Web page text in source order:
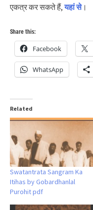
एकत्र कर सकते हैं,यहां से।
Share this:
Facebook
WhatsApp
Related
Swatantrata Sangram Ka
Itihas by Gobardhanlal
Purohit pdf